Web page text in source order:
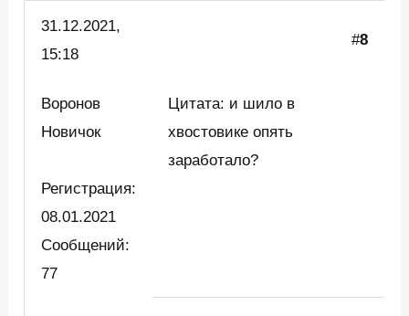
31.12.2021,
15:18
#8
Воронов
Новичок
Регистрация:
08.01.2021
Сообщений:
77
Цитата: и шило в
хвостовике опять
заработало?